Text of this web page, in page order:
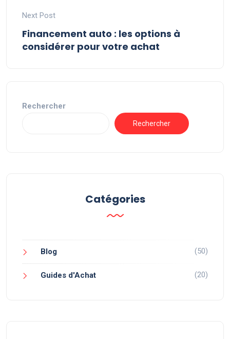
Next Post
Financement auto : les options à
considérer pour votre achat
Rechercher
Rechercher
Catégories
Blog (50)
Guides d'Achat (20)